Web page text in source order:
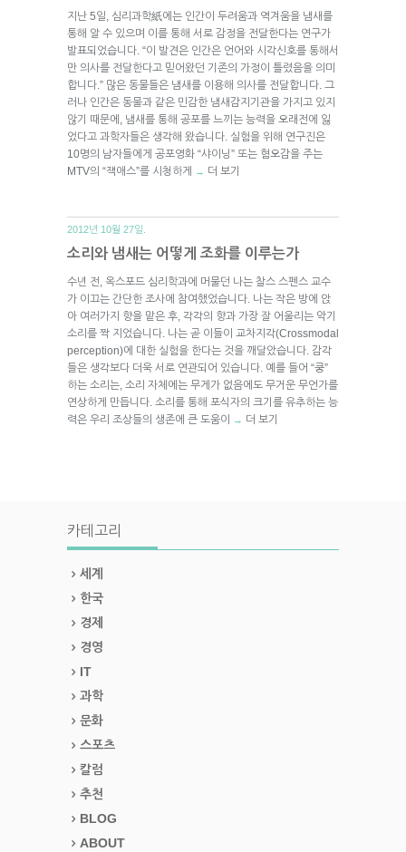
지난 5일, 심리과학紙에는 인간이 두려움과 역겨움을 냄새를
통해 알 수 있으며 이를 통해 서로 감정을 전달한다는 연구가
발표되었습니다. “이 발견은 인간은 언어와 시각신호를 통해서
만 의사를 전달한다고 믿어왔던 기존의 가정이 틀렸음을 의미
합니다.” 많은 동물들은 냄새를 이용해 의사를 전달합니다. 그
러나 인간은 동물과 같은 민감한 냄새감지기관을 가지고 있지
않기 때문에, 냄새를 통해 공포를 느끼는 능력을 오래전에 잃
었다고 과학자들은 생각해 왔습니다. 실험을 위해 연구진은
10명의 남자들에게 공포영화 “샤이닝” 또는 혐오감을 주는
MTV의 “잭애스”를 시청하게
→ 더 보기
2012년 10월 27일.
소리와 냄새는 어떻게 조화를 이루는가
수년 전, 옥스포드 심리학과에 머물던 나는 찰스 스펜스 교수
가 이끄는 간단한 조사에 참여했었습니다. 나는 작은 방에 앉
아 여러가지 향을 맡은 후, 각각의 향과 가장 잘 어울리는 악기
소리를 짝 지었습니다. 나는 곧 이들이 교차지각(Crossmodal
perception)에 대한 실험을 한다는 것을 깨달았습니다. 감각
들은 생각보다 더욱 서로 연관되어 있습니다. 예를 들어 “쿵”
하는 소리는, 소리 자체에는 무게가 없음에도 무거운 무언가를
연상하게 만듭니다. 소리를 통해 포식자의 크기를 유추하는 능
력은 우리 조상들의 생존에 큰 도움이
→ 더 보기
카테고리
세계
한국
경제
경영
IT
과학
문화
스포츠
칼럼
추천
BLOG
ABOUT